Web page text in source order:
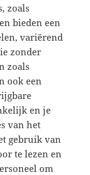
zoals
bieden een
variërend
zonder
zoals
ook een
en je
van het
gebruik van
te lezen en
om